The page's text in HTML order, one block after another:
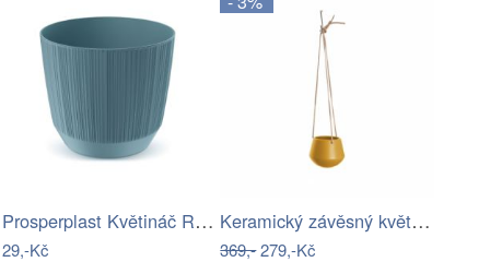
Prosperplast Květináč Ryfo skandinávský…
29,-Kč
Keramický závěsný květináč ø 12 cm…
369,-279,-Kč